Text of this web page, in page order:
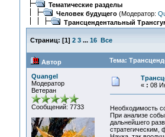
Тематические разделы
Человек будущего(Модератор:
Трансцендентальный
Страниц: [1] 2 3 ... 16 Все
Автор Тема:
Quangel
Модератор
Ветеран
Сообщений: 7733
« : 08
Необходимость
При анализе
дальнейшего